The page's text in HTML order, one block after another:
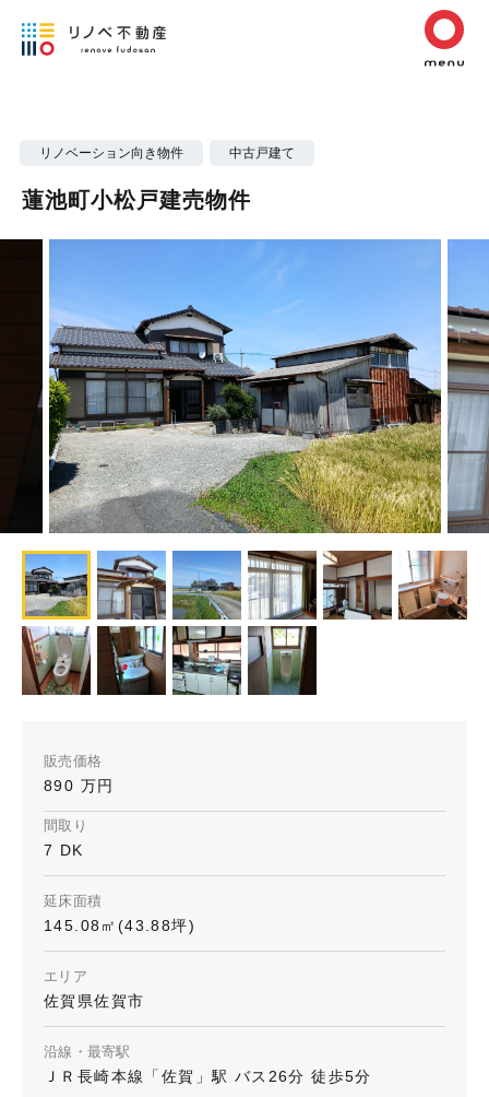
リノベーション向き物件 中古戸建て
蓮池町小松戸建売物件
販売価格
890 万円
間取り
7 DK
延床面積
145.08㎡(43.88坪)
エリア
佐賀県佐賀市
沿線・最寄駅
ＪＲ長崎本線「佐賀」駅 バス26分 徒歩5分